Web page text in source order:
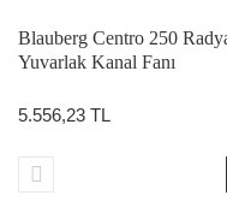
Blauberg Centro 250
Yuvarlak Kanal Fanı
5.556,23 TL